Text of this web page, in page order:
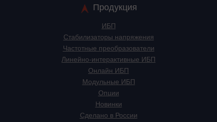
Продукция
ИБП
Стабилизаторы напряжения
Частотные преобразователи
Линейно-интерактивные ИБП
Онлайн ИБП
Модульные ИБП
Опции
Новинки
Сделано в России